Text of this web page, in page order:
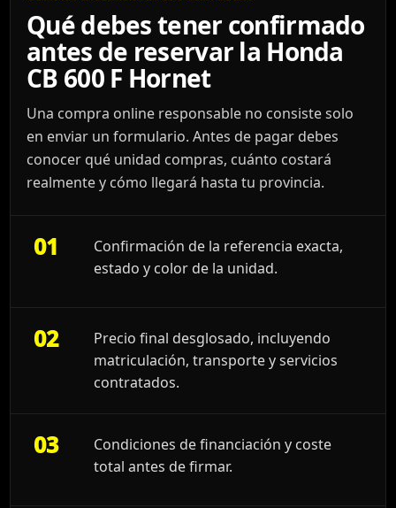
Qué debes tener confirmado
antes de reservar la Honda
CB 600 F Hornet
Una compra online responsable no consiste solo
en enviar un formulario. Antes de pagar debes
conocer qué unidad compras, cuánto costará
realmente y cómo llegará hasta tu provincia.
01
Confirmación de la referencia exacta,
estado y color de la unidad.
02
Precio final desglosado, incluyendo
matriculación, transporte y servicios
contratados.
03
Condiciones de financiación y coste
total antes de firmar.